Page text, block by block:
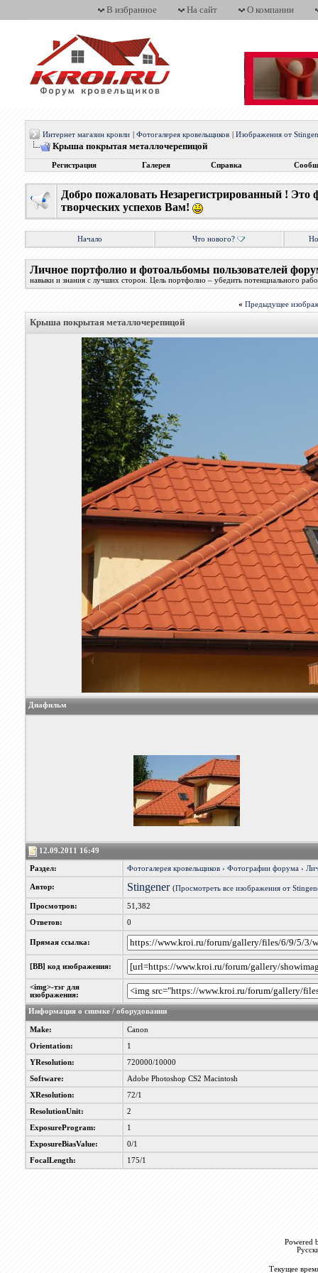
В избранное На сайт О компании
Интернет магазин кровли Фотогалерея кровельщиков Изображения от
Крыша покрытая металлочерепицой
Регистрация Галерея Справка
Добро пожаловать Незарегистрированный !
творческих успехов Вам!
Начало Что нового?
Личное портфолио и фотоальбомы пользователей
навыки и знания с лучших сторон. Цель портфолио – убедить потенциального
« Предыдущее
Крыша покрытая металлочерепицой
Диафильм
12.09.2011 16:49
Раздел: Фотогалерея кровельщиков› Фотографии форума›
Автор: Stingener (Просмотреть все изображения от
Просмотров: 51,382
Ответов: 0
Прямая ссылка:
[BB] код изображения:
<img>-тэг для
изображения:
Информация о снимке / оборудовании
Make: Canon
Orientation: 1
YResolution: 720000/10000
Software: Adobe Photoshop CS2 Macintosh
XResolution: 72/1
ResolutionUnit: 2
ExposureProgram: 1
ExposureBiasValue: 0/1
FocalLength: 175/1
Powered
Текущее